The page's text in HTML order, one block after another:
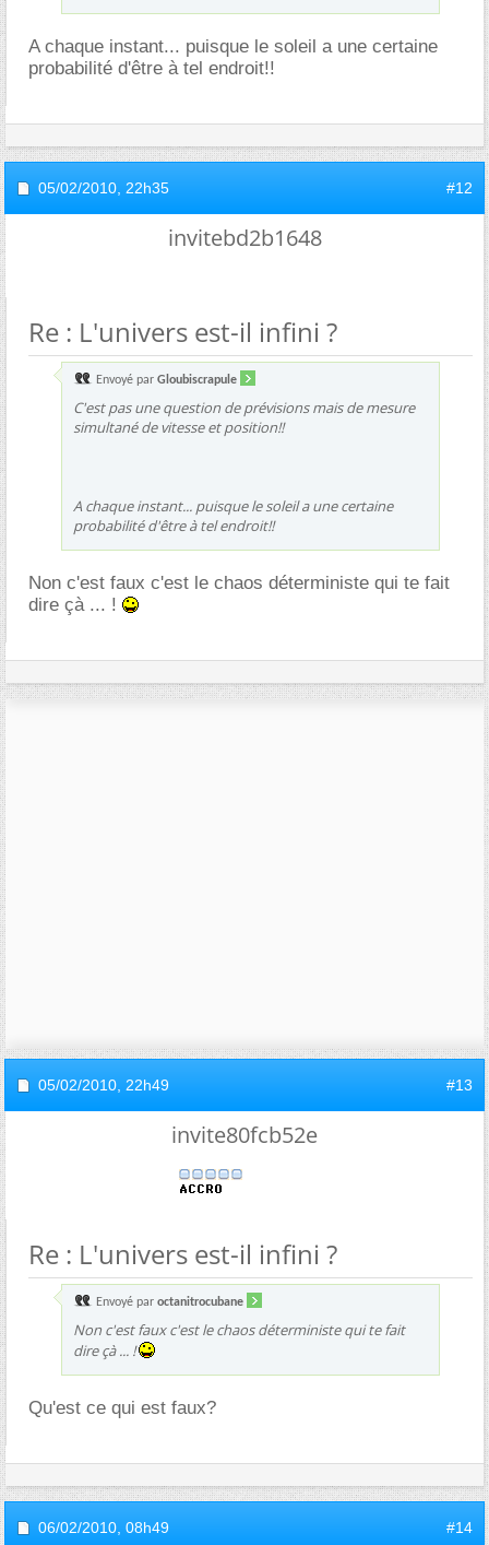
A chaque instant... puisque le soleil a une certaine
probabilité d'être à tel endroit!!
05/02/2010, 22h35 #12
invitebd2b1648
Re : L'univers est-il infini ?
Envoyé par Gloubiscrapule
C'est pas une question de prévisions mais de mesure
simultané de vitesse et position!!
A chaque instant... puisque le soleil a une certaine
probabilité d'être à tel endroit!!
Non c'est faux c'est le chaos déterministe qui te fait
dire çà ... !
05/02/2010, 22h49 #13
invite80fcb52e
Re : L'univers est-il infini ?
Envoyé par octanitrocubane
Non c'est faux c'est le chaos déterministe qui te fait
dire çà ... !
Qu'est ce qui est faux?
06/02/2010, 08h49 #14